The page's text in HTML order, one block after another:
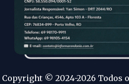
Copyright © 2024-2026 Todos